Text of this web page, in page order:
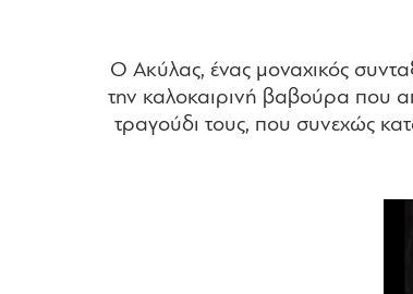
Ο Ακύλας, ένας μοναχικός
την καλοκαιρινή βαβούρα που
τραγούδι τους, που συνεχώς